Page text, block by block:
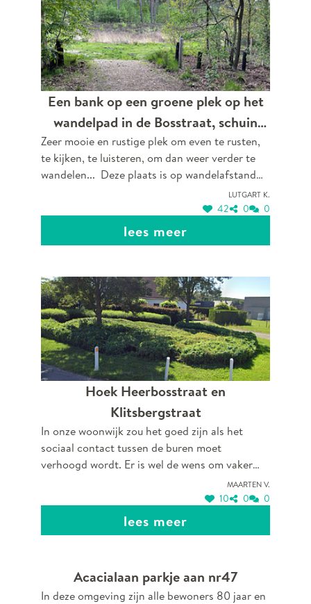
Een bank op een groene plek op het
wandelpad in de Bosstraat, schuin
tegenover de Hazerikstraat. Een bank
aan een kruispunt van 2
wandelpaden.
Zeer mooie en rustige plek om even te rusten,
te kijken, te luisteren, om dan weer verder te
wandelen... Deze plaats is op wandelafstand
Lutgart K.
42 0 0
lees meer
Hoek Heerbosstraat en
Klitsbergstraat
In onze woonwijk zou het goed zijn als het
sociaal contact tussen de buren moet
verhoogd wordt. Er is wel de wens om vaker
contact te hebben, een zitbank zou echt helpen
omdat er geen ingericht pleintje is in onze wijk.
Omringende buren zijn al langer vragende
Maarten V.
10 0 0
lees meer
Acacialaan parkje aan nr47
In deze omgeving zijn alle bewoners 80 jaar en